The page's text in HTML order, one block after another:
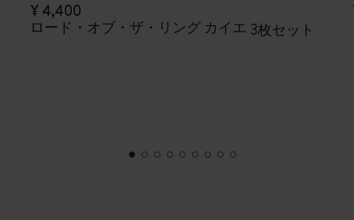
¥ 4,400
ロード・オブ・ザ・リング カイエ 3枚セット